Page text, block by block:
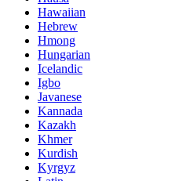
Hawaiian
Hebrew
Hmong
Hungarian
Icelandic
Igbo
Javanese
Kannada
Kazakh
Khmer
Kurdish
Kyrgyz